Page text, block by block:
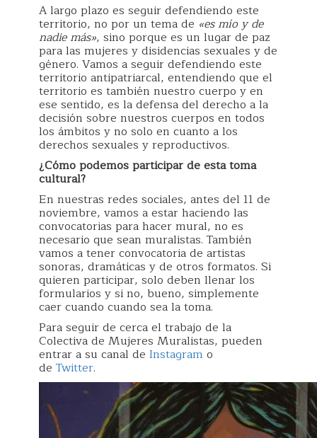
A largo plazo es seguir defendiendo este
territorio, no por un tema de «es mío y de
nadie más», sino porque es un lugar de paz
para las mujeres y disidencias sexuales y de
género. Vamos a seguir defendiendo este
territorio antipatriarcal, entendiendo que el
territorio es también nuestro cuerpo y en
ese sentido, es la defensa del derecho a la
decisión sobre nuestros cuerpos en todos
los ámbitos y no solo en cuanto a los
derechos sexuales y reproductivos.
¿Cómo podemos participar de esta toma
cultural?
En nuestras redes sociales, antes del 11 de
noviembre, vamos a estar haciendo las
convocatorias para hacer mural, no es
necesario que sean muralistas. También
vamos a tener convocatoria de artistas
sonoras, dramáticas y de otros formatos. Si
quieren participar, solo deben llenar los
formularios y si no, bueno, simplemente
caer cuando cuando sea la toma.
Para seguir de cerca el trabajo de la
Colectiva de Mujeres Muralistas, pueden
entrar a su canal de Instagram o
de Twitter.